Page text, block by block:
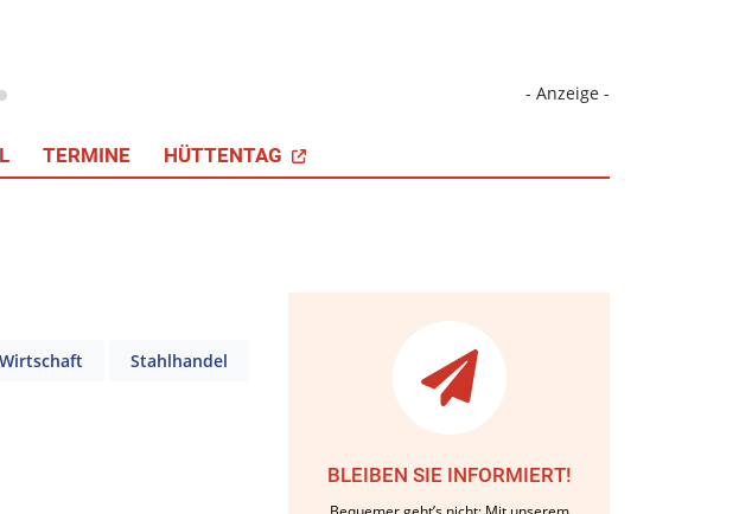
- Anzeige -
TERMINE HÜTTENTAG
Wirtschaft Stahlhandel
BLEIBEN SIE INFORMIERT!